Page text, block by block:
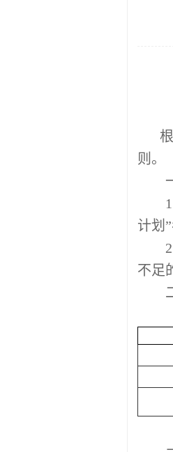
则。
计划
2
不足